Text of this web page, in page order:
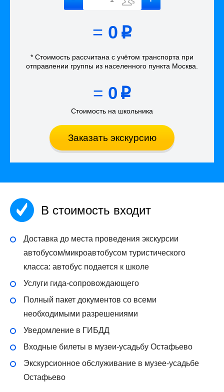
= 0 p
* Стоимость рассчитана с учётом транспорта при
отправлении группы из населенного пункта Москва
= 0 p
Стоимость на школьника
Заказать экскурсию
В стоимость входит
Доставка до места проведения экскурсии
автобусом/микроавтобусом туристического
класса: автобус подается к школе
Услуги гида-сопровождающего
Полный пакет документов со всеми
необходимыми разрешениями
Уведомление в ГИБДД
Входные билеты в музеи-усадьбу Остафьево
Экскурсионное обслуживание в музее-усадьбе
Остафьево